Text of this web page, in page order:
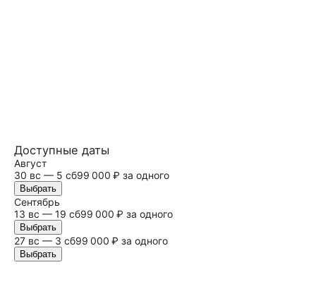
Доступные даты
Август
30 вс — 5 сб99 000 ₽ за одного
Выбрать
Сентябрь
13 вс — 19 сб99 000 ₽ за одного
Выбрать
27 вс — 3 сб99 000 ₽ за одного
Выбрать